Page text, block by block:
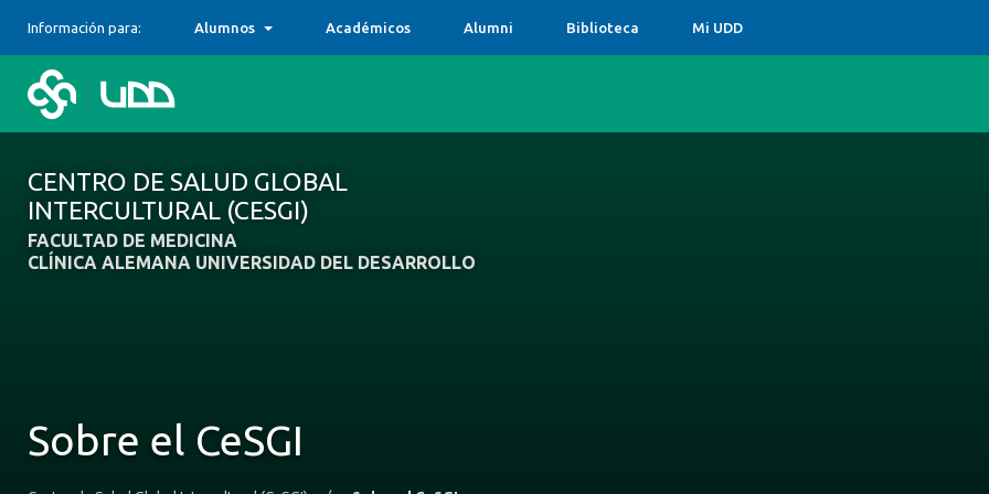
CENTRO DE SALUD GLOBAL
INTERCULTURAL (CESGI)
FACULTAD DE MEDICINA
CLÍNICA ALEMANA UNIVERSIDAD DEL DESARROLLO
Información para: Alumnos Académicos Alumni Biblioteca Mi UDD
Sobre el CeSGI